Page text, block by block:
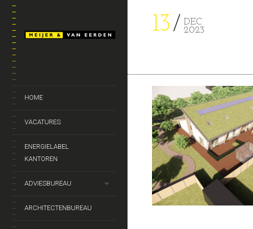
HOME
VACATURES
ENERGIELABEL
KANTOREN
ADVIESBUREAU
ARCHITECTENBUREAU
13
DEC
2023